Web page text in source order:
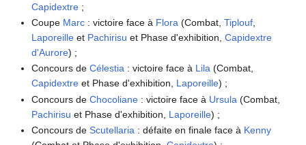
Capidextre ;
Coupe Marc : victoire face à Flora (Combat,Tiplouf
Laporeille et Pachirisu et Phase d'exhibition,Capidextre
d'Aurore) ;
Concours deCélestia : victoire face à Lila (Combat,
Capidextre et Phase d'exhibition, Laporeille) ;
Concours deChocoliane : victoire face à Ursula (Combat,
Pachirisu et Phase d'exhibition, Laporeille) ;
Concours deScutellaria : défaite en finale face à Kenny